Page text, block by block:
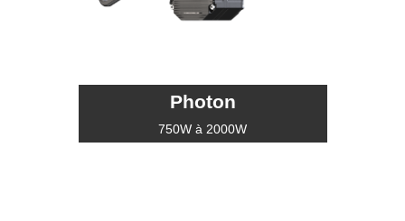
Photon
750W à 2000W